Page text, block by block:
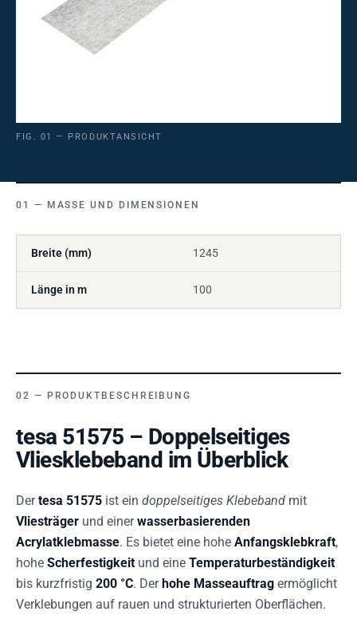
FIG. 01 — PRODUKTANSICHT
MASSE UND DIMENSIONEN
Breite (mm) 1245
Länge in m 100
PRODUKTBESCHREIBUNG
tesa 51575 – Doppelseitiges
Vliesklebeband im Überblick
Dertesa 51575 ist ein doppelseitiges Klebeband mit
Vliesträger und einerwasserbasierenden
Acrylatklebmasse. Es bietet eine hohe Anfangsklebkraft,
hohe Scherfestigkeit und eine Temperaturbeständigkeit
bis kurzfristig 200 °C. Derhohe Masseauftrag ermöglicht
Verklebungen auf rauen und strukturierten Oberflächen.